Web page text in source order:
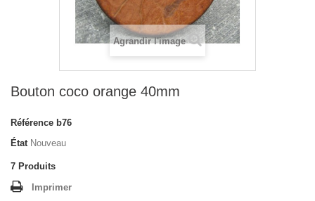
Agrandir l'image
Bouton coco orange 40mm
Référence b76
État Nouveau
7 Produits
Imprimer